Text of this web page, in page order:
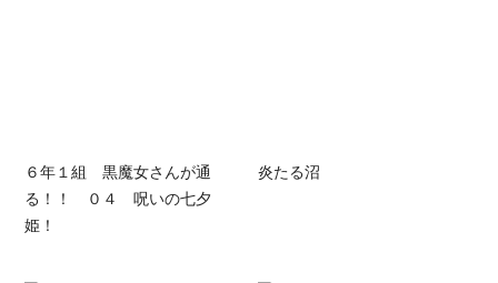
６年１組 黒魔女さんが通
る！！ ０４ 呪いの七夕
姫！
炎たる沼